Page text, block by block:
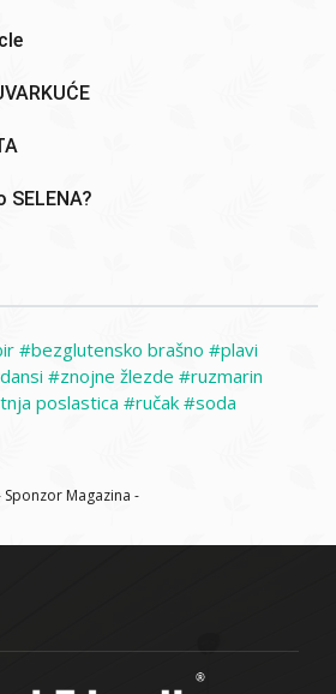
bezglutensko brašno
plavi
znojne žlezde
ruzmarin
poslastica ručak
soda
Sponzor Magazina -